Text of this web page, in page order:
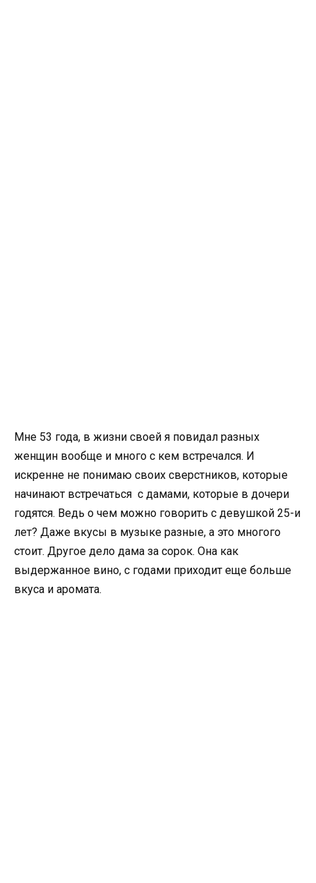
Мне 53 года, в жизни своей я повидал разных
женщин вообще и много с кем встречался. И
искренне не понимаю своих сверстников, которые
начинают встречаться с дамами, которые в дочери
годятся. Ведь о чем можно говорить с девушкой 25-и
лет? Даже вкусы в музыке разные, а это многого
стоит. Другое дело дама за сорок. Она как
выдержанное вино, с годами приходит еще больше
вкуса и аромата.